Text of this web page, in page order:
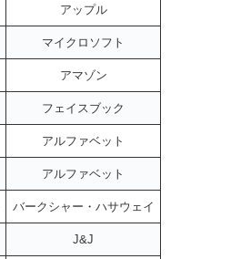
アップル
マイクロソフト
アマゾン
フェイスブック
アルファベット
アルファベット
バークシャー・ハサウェイ
J&J